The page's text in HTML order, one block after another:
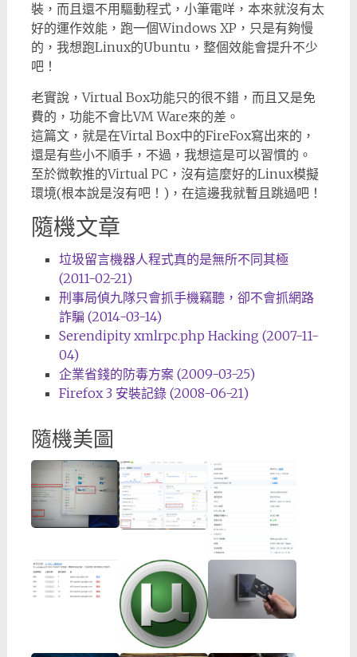
裝，而且還不用驅動程式，小筆電咩，本來就沒有太
好的運作效能，跑一個Windows XP，只是有夠慢
的，我想跑Linux的Ubuntu，整個效能會提升不少
吧！
老實說，Virtual Box功能只的很不錯，而且又是免
費的，功能不會比VM Ware來的差。
這篇文，就是在Virtal Box中的FireFox寫出來的，
還是有些小不順手，不過，我想這是可以習慣的。
至於微軟推的Virtual PC，沒有這麼好的Linux模擬
環境(根本說是沒有吧！)，在這邊我就暫且跳過吧！
隨機文章
垃圾留言機器人程式真的是無所不同其極
(2011-02-21)
刑事局偵九隊只會抓手機竊聽，卻不會抓網路
詐騙 (2014-03-14)
Serendipity xmlrpc.php Hacking (2007-11-
04)
企業省錢的防毒方案 (2009-03-25)
Firefox 3 安裝記錄 (2008-06-21)
隨機美圖